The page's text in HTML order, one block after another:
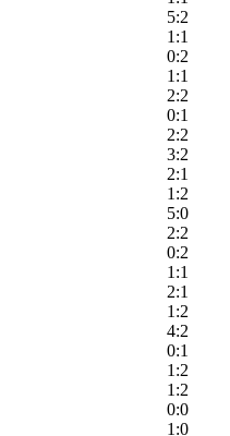
5:2
1:1
0:2
1:1
2:2
0:1
2:2
3:2
2:1
1:2
5:0
2:2
0:2
1:1
2:1
1:2
4:2
0:1
1:2
1:2
0:0
1:0